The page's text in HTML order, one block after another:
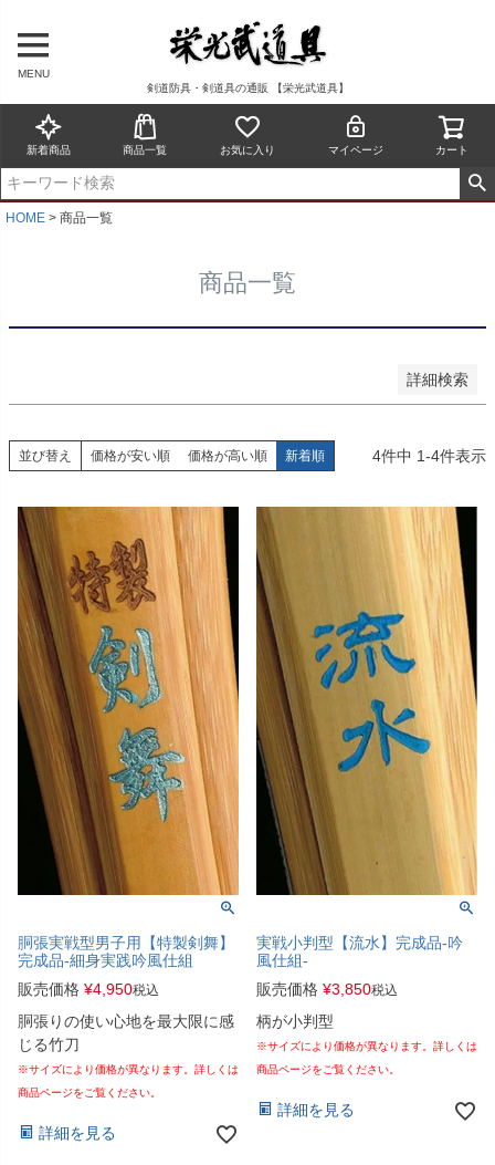
剣道防具・剣道具の通販 【栄光武道具】
MENU
新着商品 商品一覧 お気に入り マイページ カート
HOME 商品一覧
商品一覧
詳細検索
並び順
新着順
登録順
価格が安い順
価格が高い順
キーワードヒット順
検索
並び替え 価格が安い順 価格が高い順 新着順 4件中 1-4件表示
胴張実戦型男子用【特製剣舞】
完成品-細身実践吟風仕組
販売価格 ¥4,950税込
胴張りの使い心地を最大限に感
じる竹刀
※サイズにより価格が異なります。詳しくは
商品ページをご覧ください。
詳細を見る
実戦小判型【流水】完成品-吟
風仕組-
販売価格 ¥3,850税込
柄が小判型
※サイズにより価格が異なります。詳しくは
商品ページをご覧ください。
詳細を見る